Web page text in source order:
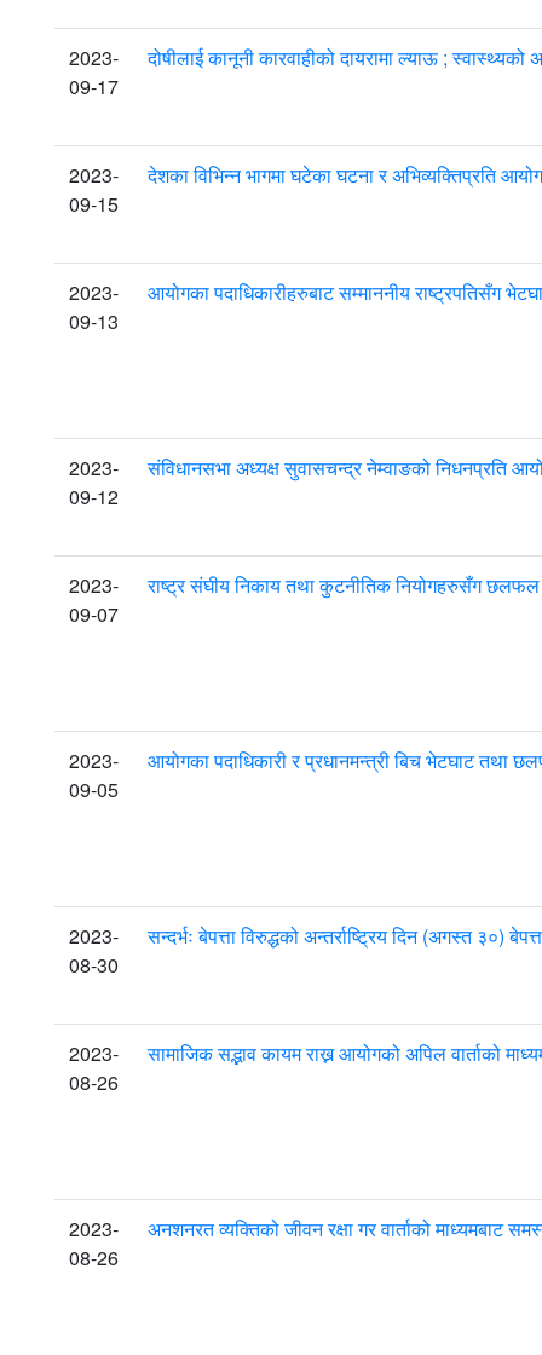
2023-
09-17
दोषीलाई कानूनी कारवाहीको दायरामा ल्याऊ ;
2023-
09-15
देशका विभिन्न भागमा घटेका घटना र अभिव्यक्तिप्रति
2023-
09-13
आयोगका पदाधिकारीहरुबाट सम्माननीय राष्ट्रपतिसँग
2023-
09-12
संविधानसभा अध्यक्ष सुवासचन्द्र नेम्वाङको निधनप्रति
2023-
09-07
राष्ट्र संघीय निकाय तथा कुटनीतिक नियोगहरुसँग छलफल
2023-
09-05
आयोगका पदाधिकारी र प्रधानमन्त्री बिच भेटघाट तथा
2023-
08-30
सन्दर्भः बेपत्ता विरुद्धको अन्तर्राष्ट्रिय दिन (अगस्त ३०)
2023-
08-26
सामाजिक सद्भाव कायम राख्न आयोगको अपिल वार्ताको
2023-
08-26
अनशनरत व्यक्तिको जीवन रक्षा गर वार्ताको माध्यमबाट